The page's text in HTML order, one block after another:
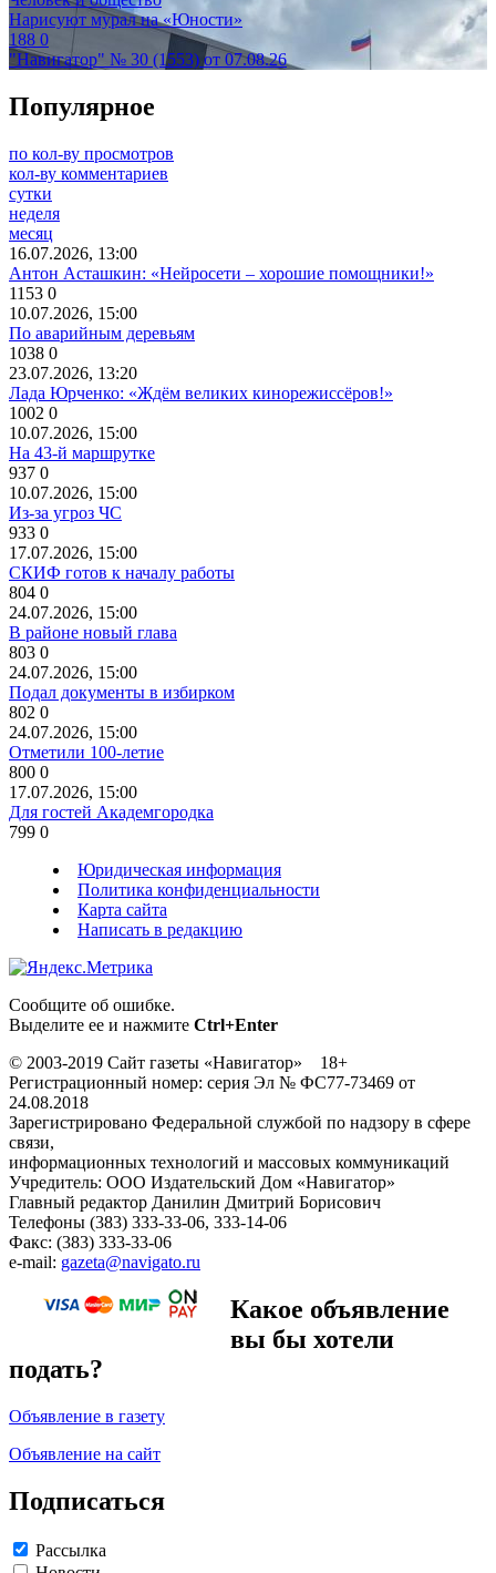
Нарисуют мурал на «Юности»
188 0
"Навигатор" № 30 (1553) от 07.08.26
Популярное
по кол-ву просмотров
кол-ву комментариев
сутки
неделя
месяц
16.07.2026, 13:00
Антон Асташкин: «Нейросети – хорошие помощники!»
1153 0
10.07.2026, 15:00
По аварийным деревьям
1038 0
23.07.2026, 13:20
Лада Юрченко: «Ждём великих кинорежиссёров!»
1002 0
10.07.2026, 15:00
На 43-й маршрутке
937 0
10.07.2026, 15:00
Из-за угроз ЧС
933 0
17.07.2026, 15:00
СКИФ готов к началу работы
804 0
24.07.2026, 15:00
В районе новый глава
803 0
24.07.2026, 15:00
Подал документы в избирком
802 0
24.07.2026, 15:00
Отметили 100-летие
800 0
17.07.2026, 15:00
Для гостей Академгородка
799 0
Юридическая информация
Политика конфиденциальности
Карта сайта
Написать в редакцию
Сообщите об ошибке.
Выделите ее и нажмите Ctrl+Enter
© 2003-2019 Сайт газеты «Навигатор» 18+
Регистрационный номер: серия Эл № ФС77-73469 от
24.08.2018
Зарегистрировано Федеральной службой по надзору в сфере
связи,
информационных технологий и массовых коммуникаций
Учредитель: ООО Издательский Дом «Навигатор»
Главный редактор Данилин Дмитрий Борисович
Телефоны (383) 333-33-06, 333-14-06
Факс: (383) 333-33-06
e-mail: gazeta@navigato.ru
Какое объявление
вы бы хотели
подать?
Объявление в газету
Объявление на сайт
Подписаться
Рассылка